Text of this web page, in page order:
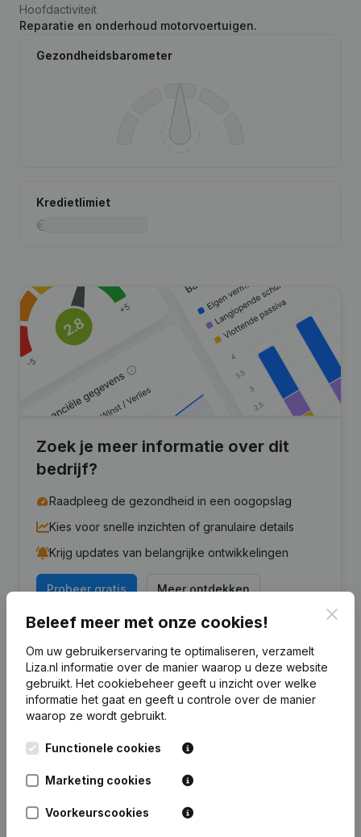
Hoofdactiviteit
Reparatie en onderhoud motorvoertuigen.
Gezondheidsbarometer
Kredietlimiet
Zoek je meer informatie over dit
bedrijf?
Raadpleeg de gezondheid in een oogopslag
Kies voor snelle inzichten of granulaire details
Krijg updates van belangrijke ontwikkelingen
Probeer gratis Meer ontdekken
7 dagen gratis proefperiode, geen kredietkaart vereist.
Veelgestelde vragen
van Sambeek?
Beleef meer met onze cookies!
Om uw gebruikerservaring te optimaliseren, verzamelt
Liza.nl informatie over de manier waarop u deze website
gebruikt. Het cookiebeheer geeft u inzicht over welke
informatie het gaat en geeft u controle over de manier
waarop ze wordt gebruikt.
Functionele cookies
Marketing cookies
Voorkeurscookies